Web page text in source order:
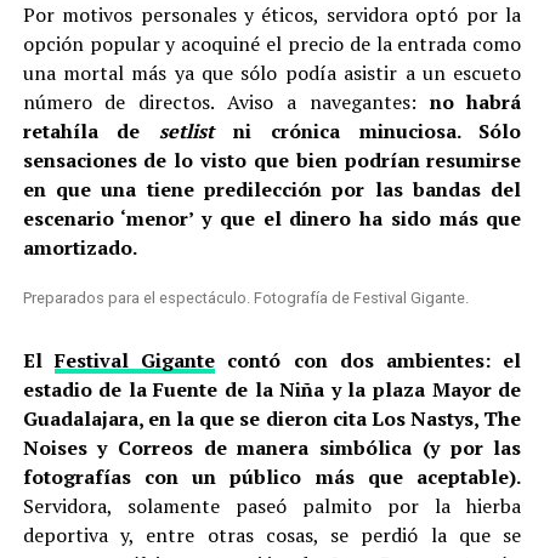
Por motivos personales y éticos, servidora optó por la
opción popular y acoquiné el precio de la entrada como
una mortal más ya que sólo podía asistir a un escueto
número de directos. Aviso a navegantes: no habrá
retahíla desetlistni crónica minuciosa. Sólo
sensaciones de lo visto que bien podrían resumirse
en que una tiene predilección por las bandas del
escenario ‘menor’ y que el dinero ha sido más que
amortizado.
Preparados para el espectáculo. Fotografía de Festival Gigante.
ElFestival Gigante contó con dos ambientes: el
estadio de la Fuente de la Niña y la plaza Mayor de
Guadalajara, en la que se dieron cita Los Nastys, The
Noises y Correos de manera simbólica (y por las
fotografías con un público más que aceptable).
Servidora, solamente paseó palmito por la hierba
deportiva y, entre otras cosas, se perdió la que se